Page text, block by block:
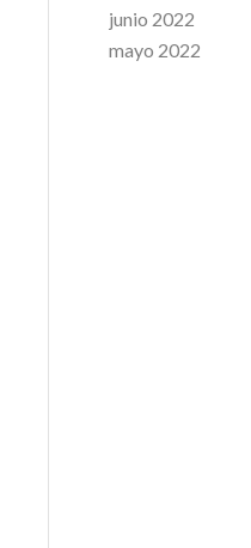
junio 2022
mayo 2022